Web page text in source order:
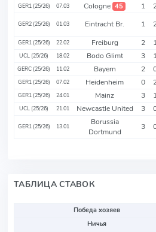
GER1 (25/26) 07.03 Cologne 45 1
GER2 (25/26) 01.03 Eintracht Br. 1
GER1 (25/26) 22.02 Freiburg 2
UCL (25/26) 18.02 Bodo Glimt 3
GERC (25/26) 11.02 Bayern 2
GER1 (25/26) 07.02 Heidenheim 0
GER1 (25/26) 24.01 Mainz 3
UCL (25/26) 21.01 Newcastle United 3
GER1 (25/26) 13.01
Borussia
Dortmund
3
ТАБЛИЦА СТАВОК
Победа хозяев
Ничья